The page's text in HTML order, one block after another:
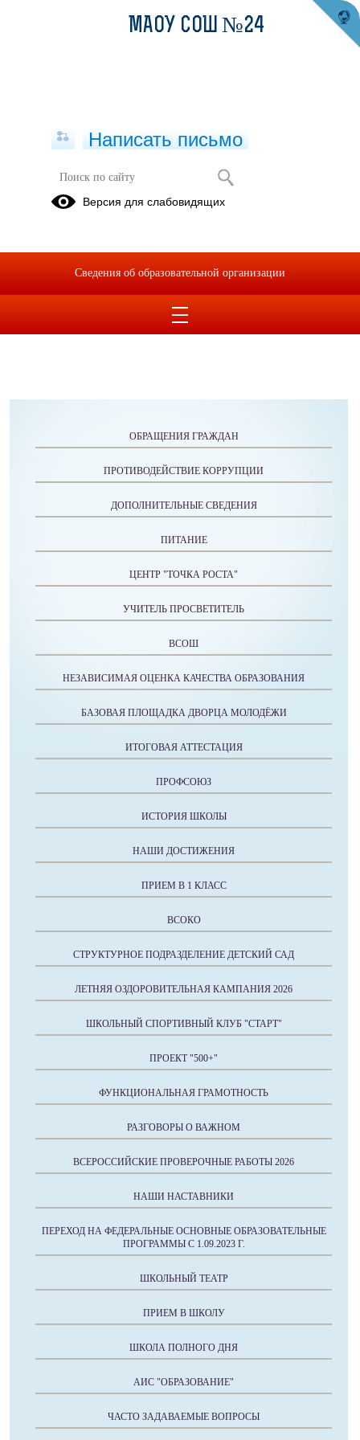
Образовательные программы
01.03.2023
ОБРАЩЕНИЯ ГРАЖДАН
ПРОТИВОДЕЙСТВИЕ КОРРУПЦИИ
ДОПОЛНИТЕЛЬНЫЕ СВЕДЕНИЯ
ПИТАНИЕ
ЦЕНТР "ТОЧКА РОСТА"
УЧИТЕЛЬ ПРОСВЕТИТЕЛЬ
ВСОШ
НЕЗАВИСИМАЯ ОЦЕНКА КАЧЕСТВА ОБРАЗОВАНИЯ
БАЗОВАЯ ПЛОЩАДКА ДВОРЦА МОЛОДЁЖИ
ИТОГОВАЯ АТТЕСТАЦИЯ
ПРОФСОЮЗ
ИСТОРИЯ ШКОЛЫ
НАШИ ДОСТИЖЕНИЯ
ПРИЕМ В 1 КЛАСС
ВСОКО
СТРУКТУРНОЕ ПОДРАЗДЕЛЕНИЕ ДЕТСКИЙ САД
ЛЕТНЯЯ ОЗДОРОВИТЕЛЬНАЯ КАМПАНИЯ 2026
ШКОЛЬНЫЙ СПОРТИВНЫЙ КЛУБ "СТАРТ"
ПРОЕКТ "500+"
ФУНКЦИОНАЛЬНАЯ ГРАМОТНОСТЬ
РАЗГОВОРЫ О ВАЖНОМ
ВСЕРОССИЙСКИЕ ПРОВЕРОЧНЫЕ РАБОТЫ 2026
НАШИ НАСТАВНИКИ
ПЕРЕХОД НА ФЕДЕРАЛЬНЫЕ ОСНОВНЫЕ ОБРАЗОВАТЕЛЬНЫЕ
ПРОГРАММЫ С 1.09.2023 Г.
ШКОЛЬНЫЙ ТЕАТР
ПРИЕМ В ШКОЛУ
ШКОЛА ПОЛНОГО ДНЯ
АИС "ОБРАЗОВАНИЕ"
ЧАСТО ЗАДАВАЕМЫЕ ВОПРОСЫ
МАОУ СОШ №24
Написать письмо
Версия для слабовидящих
Сведения об образовательной организации